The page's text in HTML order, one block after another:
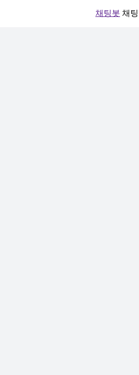
채팅봇 채